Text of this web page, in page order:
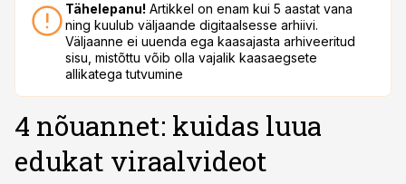
Tähelepanu! Artikkel on enam kui 5 aastat vana
ning kuulub väljaande digitaalsesse arhiivi.
Väljaanne ei uuenda ega kaasajasta arhiveeritud
sisu, mistõttu võib olla vajalik kaasaegsete
allikatega tutvumine
4 nõuannet: kuidas luua
edukat viraalvideot